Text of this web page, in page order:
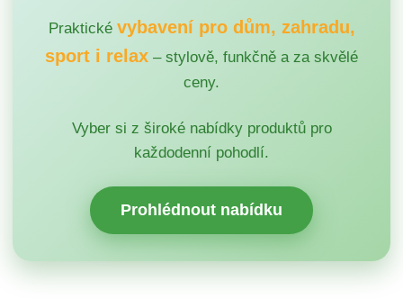
Praktické vybavení pro dům, zahradu,
sport i relax – stylově, funkčně a za skvělé
ceny.
Vyber si z široké nabídky produktů pro
každodenní pohodlí.
Prohlédnout nabídku